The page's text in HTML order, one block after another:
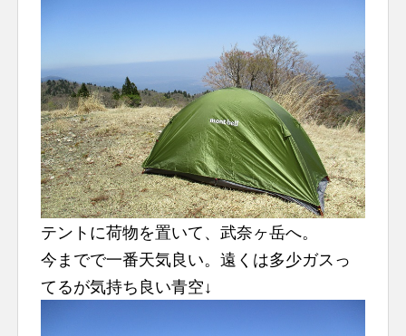
テントに荷物を置いて、武奈ヶ岳へ。
今までで一番天気良い。遠くは多少ガスっ
てるが気持ち良い青空↓